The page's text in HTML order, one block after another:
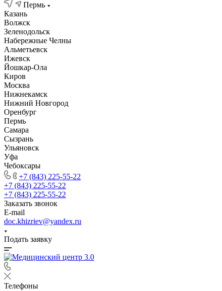
Пермь
Казань
Волжск
Зеленодольск
Набережные Челны
Альметьевск
Ижевск
Йошкар-Ола
Киров
Москва
Нижнекамск
Нижний Новгород
Оренбург
Пермь
Самара
Сызрань
Ульяновск
Уфа
Чебоксары
+7 (843) 225-55-22
+7 (843) 225-55-22
+7 (843) 225-55-22
Заказать звонок
E-mail
doc.khizriev@yandex.ru
Подать заявку
Телефоны